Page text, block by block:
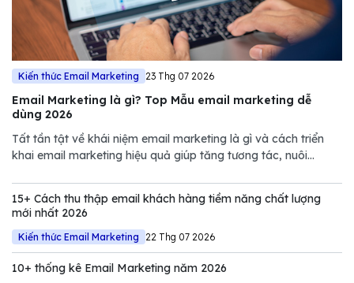
Kiến thức Email Marketing 23 Thg 07 2026
Email Marketing là gì? Top Mẫu email marketing dễ
dùng 2026
Tất tần tật về khái niệm email marketing là gì và cách triển
khai email marketing hiệu quả giúp tăng tương tác, nuôi
15+ Cách thu thập email khách hàng tiềm năng chất lượng
mới nhất 2026
Kiến thức Email Marketing 22 Thg 07 2026
10+ thống kê Email Marketing năm 2026